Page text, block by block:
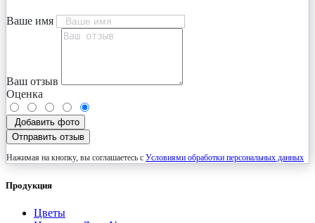
Ваше имя
Ваш отзыв
Оценка
Добавить фото
Отправить отзыв
Нажимая на кнопку, вы соглашаетесь с Условиями обработки персональных данных
Продукция
Цветы